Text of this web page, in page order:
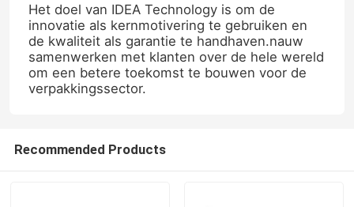
Het doel van IDEA Technology is om de
innovatie als kernmotivering te gebruiken en
de kwaliteit als garantie te handhaven.nauw
samenwerken met klanten over de hele wereld
om een betere toekomst te bouwen voor de
verpakkingssector.
Recommended Products